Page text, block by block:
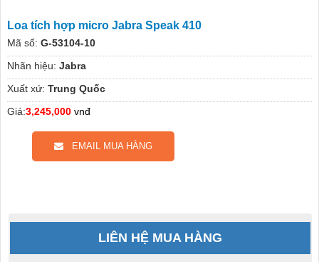
Loa tích hợp micro Jabra Speak 410
Mã số: G-53104-10
Nhãn hiệu: Jabra
Xuất xứ: Trung Quốc
Giá:3,245,000 vnđ
EMAIL MUA HÀNG
LIÊN HỆ MUA HÀNG